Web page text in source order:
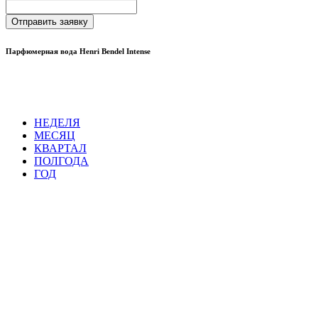
Отправить заявку
Парфюмерная вода Henri Bendel Intense
НЕДЕЛЯ
МЕСЯЦ
КВАРТАЛ
ПОЛГОДА
ГОД